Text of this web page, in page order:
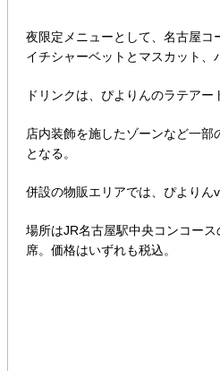
夜限定メニューとして、名古屋
イチシャーベットとマスカット、
ドリンクは、ぴよりんのラテア
店内装飾を施したゾーンなど一
となる。
併設の物販エリアでは、ぴよりん
場所はJR名古屋駅中央コンコー
席。価格はいずれも税込。